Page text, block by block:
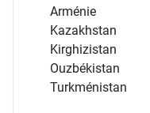
Arménie
Kazakhstan
Kirghizistan
Ouzbékistan
Turkménistan